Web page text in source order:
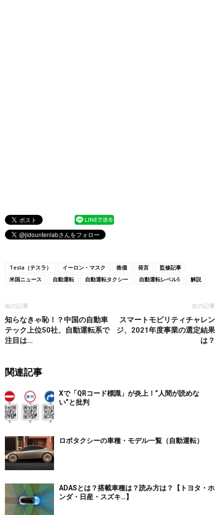
Tesla（テスラ） イーロン・マスク 株価 発言
監修記事
米国ニュース
自動運転 自動運転タクシー 自動運転レベル5 解説
前の記事
知らなきゃ恥！？中国の自動車
テック上位50社、自動運転系で
注目は…
次の記事
スマートモビリティチャレン
ジ、2021年度事業の選定結果
は？
関連記事
Xで「QRコード標識」が炎上！”人間が読めな
い”と批判
ロボタクシーの車種・モデル一覧（自動運転）
ADASとは？搭載車種は？読み方は？【トヨタ・ホ
ンダ・日産・スズキ…】